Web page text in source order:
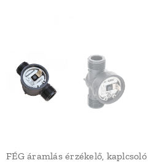
FÉG áramlás érzékelő,